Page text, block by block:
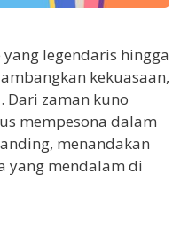
legendaris hingga
kekuasaan,
Dari zaman kuno
mempesona dalam
menandakan
yang mendalam di